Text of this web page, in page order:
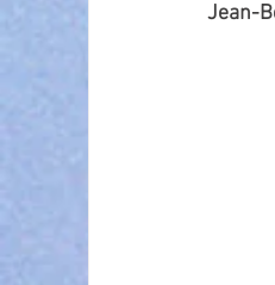
Jean-